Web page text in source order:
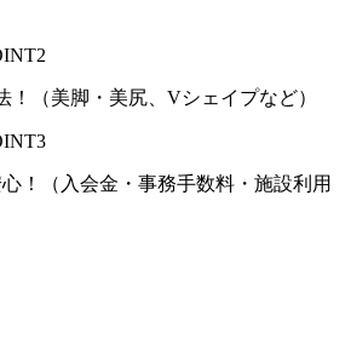
！（美脚・美尻、Vシェイプなど）
！（入会金・事務手数料・施設利用